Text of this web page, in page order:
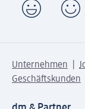
Unternehmen
Geschäftskunden